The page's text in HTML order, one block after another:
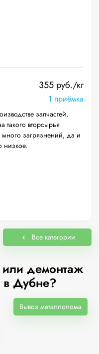
355 руб./кг
1 приёмка
запчастей,
такого вторсырья
много загрязнений, да и
низкое.
Все категории
демонтаж
в Дубне?
Вывоз металлолома